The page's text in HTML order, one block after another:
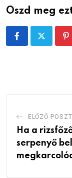
Oszd meg
ELŐZŐ POSZT
Ha a
serpenyő